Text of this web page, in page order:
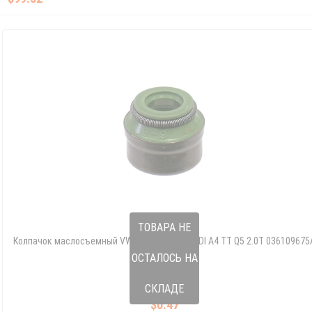
ТОВАРА НЕ
ОСТАЛОСЬ НА
СКЛАДЕ
Колпачок маслосъемный VW Jetta GTI CC AUDI A4 TT Q5 2.0T
$0.47
036 109 675